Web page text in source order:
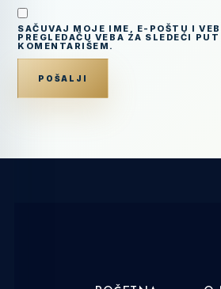
SAČUVAJ MOJE IME, E-POŠTU I
PREGLEDAČU VEBA ZA SLEDEĆI
KOMENTARIŠEM.